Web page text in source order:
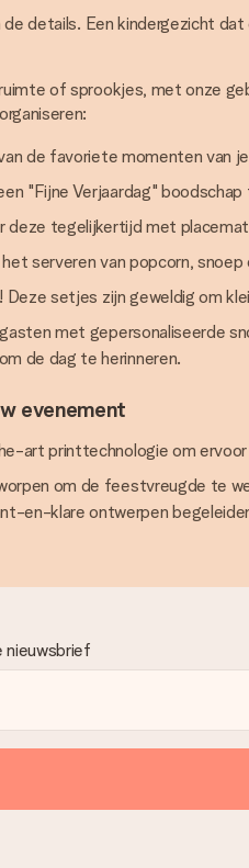
details. Een kindergezicht
of sprookjes, met onze
de favoriete momenten van
"Fijne Verjaardag"
deze tegelijkertijd met
serveren van popcorn,
setjes zijn geweldig om
met gepersonaliseerde
de dag te herinneren.
evenement
art printtechnologie om
om de feestvreugde te
en-klare ontwerpen
nieuwsbrief